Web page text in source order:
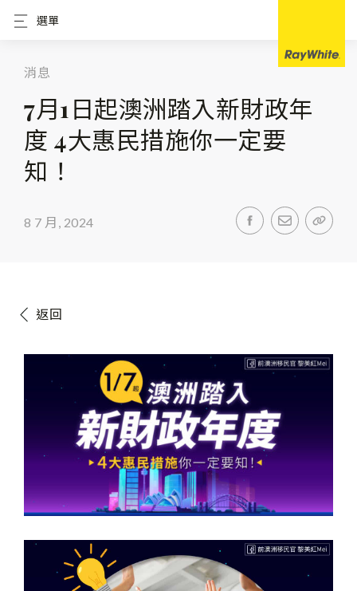
選單
消息
7月1日起澳洲踏入新財政年
度 4大惠民措施你一定要
知！
8 7 月, 2024
返回